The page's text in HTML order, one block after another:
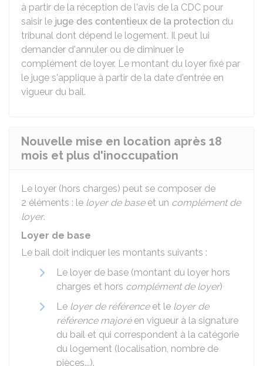
à partir de la réception de l'avis de la CDC pour
saisir le juge des contentieux de la protection du
tribunal dont dépend le logement. Il peut lui
demander d'annuler ou de diminuer le
complément de loyer. Le montant du loyer fixé par
le juge s'applique à partir de la date d'entrée en
vigueur du bail.
Nouvelle mise en location après 18
mois et plus d'inoccupation
Le loyer (hors charges) peut se composer de
2 éléments : le loyer de baseet un complément de
loyer.
Loyer de base
Le bail doit indiquer les montants suivants :
Le loyer de base (montant du loyer hors
charges et hors complément de loyer)
Le loyer de référenceet le loyer de
référence majoréen vigueur à la signature
du bail et qui correspondent à la catégorie
du logement (localisation, nombre de
pièces...).